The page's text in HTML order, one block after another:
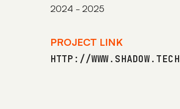
2024 - 2025
PROJECT LINK
HTTP://WWW.SHADOW.TECH